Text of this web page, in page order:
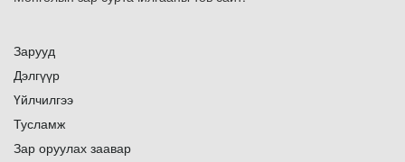
Зарууд
Дэлгүүр
Үйлчилгээ
Тусламж
Зар оруулах заавар